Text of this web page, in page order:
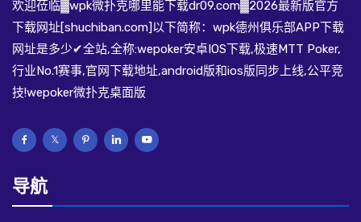
欢迎莅临▓wpk微扑克哪里能下载dr09.com▓2026最新版官方
下载网址[shuchiban.com]以下简称：wpk德州俱乐部APP下载
网址是多少✔全站,全称:wepoker安卓IOS下载,极速MTT Poker,
行业No.1赛事,官网下载地址,android版和ios版同步上线,公平竞
技!wepoker微扑克桌面版
导航